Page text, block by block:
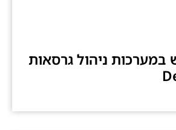
במערכות ניהול גרסאות